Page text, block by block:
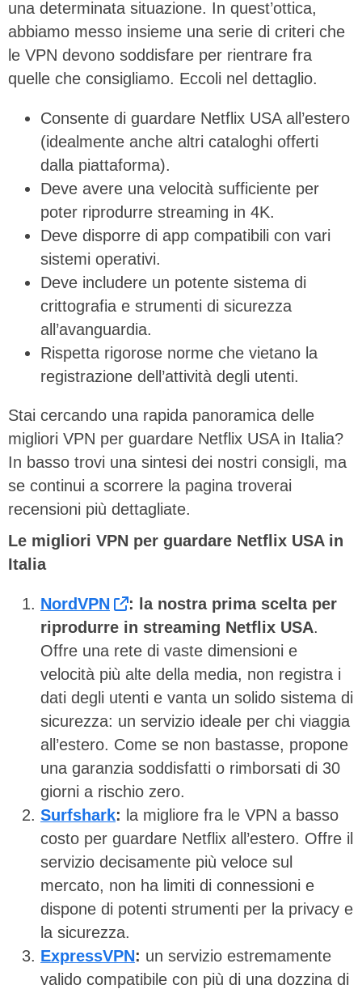
una determinata situazione. In quest’ottica,
abbiamo messo insieme una serie di criteri che
le VPN devono soddisfare per rientrare fra
quelle che consigliamo. Eccoli nel dettaglio.
Consente di guardare Netflix USA all’estero
(idealmente anche altri cataloghi offerti
dalla piattaforma).
Deve avere una velocità sufficiente per
poter riprodurre streaming in 4K.
Deve disporre di app compatibili con vari
sistemi operativi.
Deve includere un potente sistema di
crittografia e strumenti di sicurezza
all’avanguardia.
Rispetta rigorose norme che vietano la
registrazione dell’attività degli utenti.
Stai cercando una rapida panoramica delle
migliori VPN per guardare Netflix USA in Italia?
In basso trovi una sintesi dei nostri consigli, ma
se continui a scorrere la pagina troverai
recensioni più dettagliate.
Le migliori VPN per guardare Netflix USA in
Italia
NordVPN
: la nostra prima scelta per
riprodurre in streaming Netflix USA.
Offre una rete di vaste dimensioni e
velocità più alte della media, non registra i
dati degli utenti e vanta un solido sistema di
sicurezza: un servizio ideale per chi viaggia
all’estero. Come se non bastasse, propone
una garanzia soddisfatti o rimborsati di 30
giorni a rischio zero.
Surfshark: la migliore fra le VPN a basso
costo per guardare Netflix all’estero. Offre il
servizio decisamente più veloce sul
mercato, non ha limiti di connessioni e
dispone di potenti strumenti per la privacy e
la sicurezza.
ExpressVPN: un servizio estremamente
valido compatibile con più di una dozzina di